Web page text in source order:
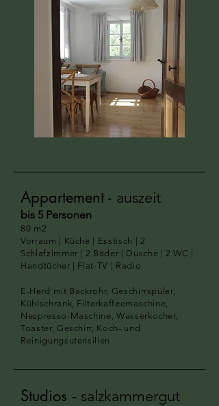
Appartement - auszeit
bis 5 Personen
80 m2
Vorraum | Küche | Esstisch | 2
Schlafzimmer | 2 B äder | Dusche |2WC |
Handtücher | Flat-TV | Radio
E-Herd mit Backrohr, Geschirrspüler,
Kühlschrank, Filterkaffeemaschine,
Nespresso-Maschine, Wasserkocher,
Toaster, Geschirr, Koch- und
Reinigungsutensilien
Studios - salzkammergut